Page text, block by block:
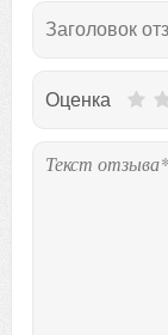
Оценка